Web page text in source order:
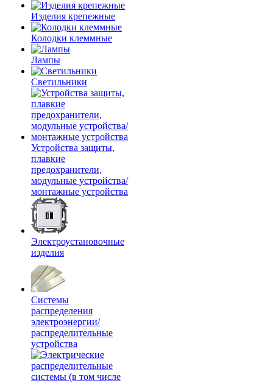
Изделия крепежные
Колодки клеммные
Лампы
Светильники
Устройства защиты,
плавкие
предохранители,
модульные устройства/
монтажные устройства
Электроустановочные
изделия
Системы
распределения
электроэнергии/
распределительные
устройства